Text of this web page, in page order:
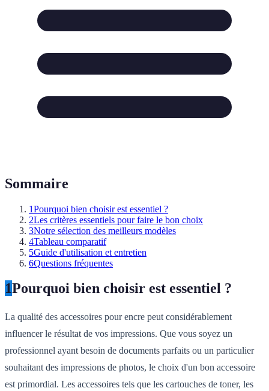
Sommaire
1Pourquoi bien choisir est essentiel ?
2Les critères essentiels pour faire le bon choix
3Notre sélection des meilleurs modèles
4Tableau comparatif
5Guide d'utilisation et entretien
6Questions fréquentes
1Pourquoi bien choisir est essentiel ?
La qualité des accessoires pour encre peut considérablement
influencer le résultat de vos impressions. Que vous soyez un
professionnel ayant besoin de documents parfaits ou un particulier
souhaitant des impressions de photos, le choix d'un bon accessoire
est primordial. Les accessoires tels que les cartouches de toner, les